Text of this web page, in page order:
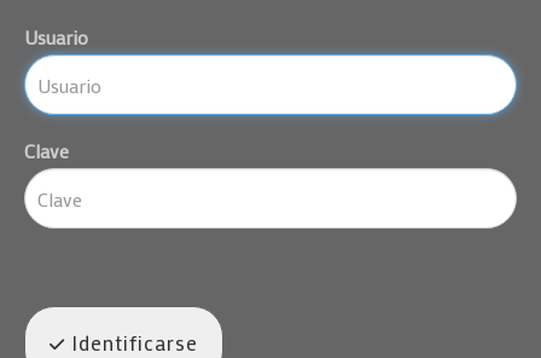
Usuario
Clave
Identificarse